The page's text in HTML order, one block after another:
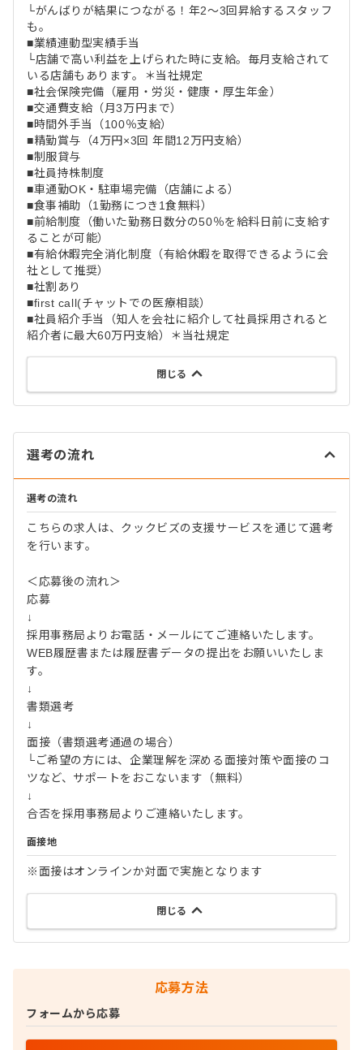
└がんばりが結果につながる！年2～3回昇給するスタッフ
も。
■業績連動型実績手当
└店舗で高い利益を上げられた時に支給。毎月支給されて
いる店舗もあります。＊当社規定
■社会保険完備（雇用・労災・健康・厚生年金）
■交通費支給（月3万円まで）
■時間外手当（100％支給）
■精勤賞与（4万円×3回 年間12万円支給）
■制服貸与
■社員持株制度
■車通勤OK・駐車場完備（店舗による）
■食事補助（1勤務につき1食無料）
■前給制度（働いた勤務日数分の50％を給料日前に支給す
ることが可能）
■有給休暇完全消化制度（有給休暇を取得できるように会
社として推奨）
■社割あり
■first call(チャットでの医療相談）
■社員紹介手当（知人を会社に紹介して社員採用されると
紹介者に最大60万円支給）＊当社規定
閉じる
選考の流れ
選考の流れ
こちらの求人は、クックビズの支援サービスを通じて選考
を行います。
＜応募後の流れ＞
応募
↓
採用事務局よりお電話・メールにてご連絡いたします。
WEB履歴書または履歴書データの提出をお願いいたしま
す。
↓
書類選考
↓
面接（書類選考通過の場合）
└ご希望の方には、企業理解を深める面接対策や面接のコ
ツなど、サポートをおこないます（無料）
↓
合否を採用事務局よりご連絡いたします。
面接地
※面接はオンラインか対面で実施となります
閉じる
応募方法
フォームから応募